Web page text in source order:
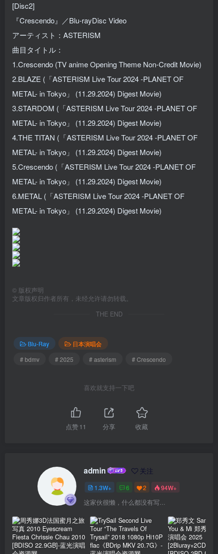
[Disc2]
『Crescendo』／Blu-rayDisc Video
アーティスト：ASTERISM
曲目タイトル：
1.Crescendo (TV anime Opening Theme Non-Credit Movie)
2.BLAZE (「ASTERISM Live Tour 2024 -PLANET OF
METAL- in Tokyo」 (11.29.2024) Digest Movie)
3.STARDOM (「ASTERISM Live Tour 2024 -PLANET OF
METAL- in Tokyo」 (11.29.2024) Digest Movie)
4.THE TITAN (「ASTERISM Live Tour 2024 -PLANET OF
METAL- in Tokyo」 (11.29.2024) Digest Movie)
5.Crescendo (「ASTERISM Live Tour 2024 -PLANET OF
METAL- in Tokyo」 (11.29.2024) Digest Movie)
6.METAL (「ASTERISM Live Tour 2024 -PLANET OF
METAL- in Tokyo」 (11.29.2024) Digest Movie)
© 版权声明
文章版权归作者所有，未经允许请勿转载。
THE END
Blu-Ray
日本演唱会
# bdmv
# 2025 # asterism # Crescendo
喜欢就支持一下吧
点赞11 分享 收藏
admin 关注
1.3W+ 6 2 94W+
这家伙很懒，什么都没有写...